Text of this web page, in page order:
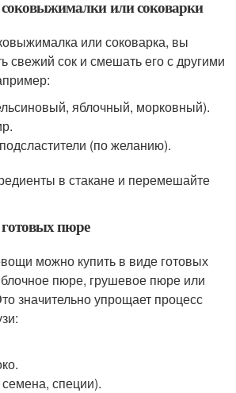
или соковарки
или соковарка, вы
свежий сок и смешать его с другими
яблочный, морковный).
(по желанию).
в стакане и перемешайте
пюре
можно купить в виде готовых
пюре, грушевое пюре или
значительно упрощает процесс
специи).